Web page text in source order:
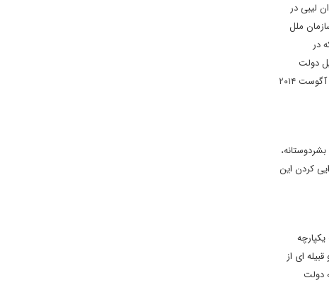
لیبی در
ملل
در
مذاکره پس از ۹ ماه در دسامبر ۲۰۱۵ درباره تشکیل دولت
آشتی ملی توافق کردند. در ابتکار گفتگوی پارلمانی لیبی دو نماینده سازمان ملل متحد مهم‏ ترین نقش را برای نزدیکی گروه ها ایفا کردند. برنارد لیون از آگوست ۲۰۱۴
بشردوستانه،
کردن این
ای از
دولت